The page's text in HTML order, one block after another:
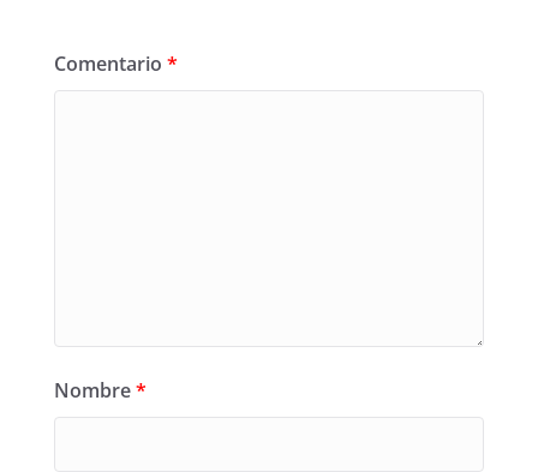
Comentario *
Nombre*